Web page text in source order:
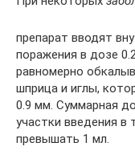
препарат вводят
поражения в дозе
равномерно
шприца и иглы,
0.9 мм. Суммарная
участки введения в
превышать 1 мл.